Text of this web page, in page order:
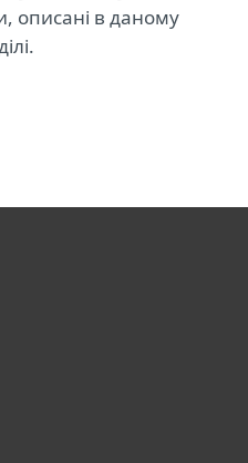
описані в даному